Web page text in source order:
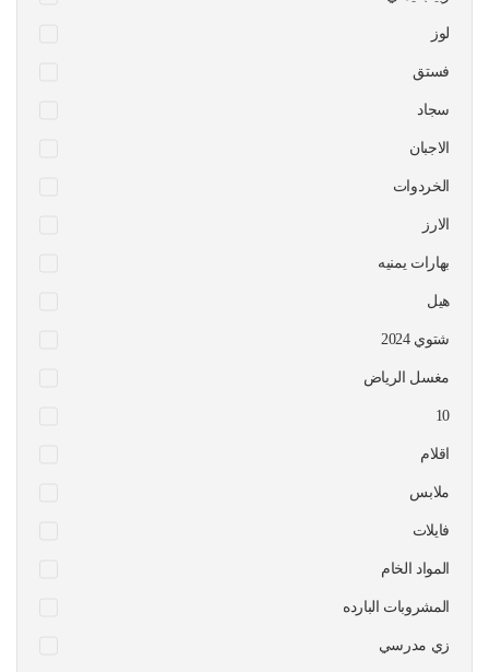
لوز
فستق
سجاد
الاجبان
الخردوات
الارز
بهارات يمنيه
هيل
شتوي 2024
مغسل الرياض
10
اقلام
ملابس
فايلات
المواد الخام
المشروبات البارده
زي مدرسي